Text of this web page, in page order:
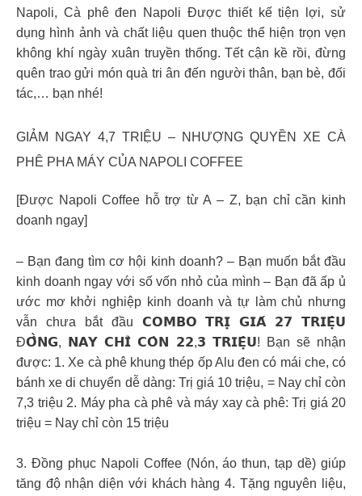
Napoli, Cà phê đen Napoli Được thiết kế tiện lợi, sử
dụng hình ảnh và chất liệu quen thuộc thể hiện trọn vẹn
không khí ngày xuân truyền thống. Tết cận kề rồi, đừng
quên trao gửi món quà tri ân đến người thân, bạn bè, đối
tác,… bạn nhé!
GIẢM NGAY 4,7 TRIỆU – NHƯỢNG QUYỀN XE CÀ
PHÊ PHA MÁY CỦA NAPOLI COFFEE
[Được Napoli Coffee hỗ trợ từ A – Z, bạn chỉ cần kinh
doanh ngay]
– Bạn đang tìm cơ hội kinh doanh? – Bạn muốn bắt đầu
kinh doanh ngay với số vốn nhỏ của mình – Bạn đã ấp ủ
ước mơ khởi nghiệp kinh doanh và tự làm chủ nhưng
vẫn chưa bắt đầu 𝗖𝗢𝗠𝗕𝗢 𝗧𝗥𝗜̣ 𝗚𝗜𝗔́ 𝟮𝟳 𝗧𝗥𝗜𝗘̣̂𝗨
Đ𝗢̂̀𝗡𝗚, 𝗡𝗔𝗬 𝗖𝗛𝗜̉ 𝗖𝗢̀𝗡 𝟮𝟮,𝟯 𝗧𝗥𝗜𝗘̣̂𝗨! Bạn sẽ nhận
được: 1. Xe cà phê khung thép ốp Alu đen có mái che, có
bánh xe di chuyển dễ dàng: Trị giá 10 triệu, = Nay chỉ còn
7,3 triệu 2. Máy pha cà phê và máy xay cà phê: Trị giá 20
triệu = Nay chỉ còn 15 triệu
3. Đồng phục Napoli Coffee (Nón, áo thun, tạp dề) giúp
tăng độ nhận diện với khách hàng 4. Tặng nguyên liệu,